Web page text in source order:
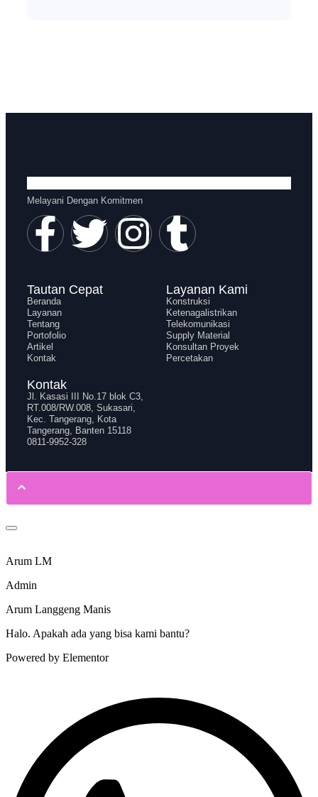
Melayani Dengan Komitmen
Tautan Cepat
Beranda
Layanan
Tentang
Portofolio
Artikel
Kontak
Layanan Kami
Konstruksi
Ketenagalistrikan
Telekomunikasi
Supply Material
Konsultan Proyek
Percetakan
Kontak
Jl. Kasasi III No.17 blok C3,
RT.008/RW.008, Sukasari,
Kec. Tangerang, Kota
Tangerang, Banten 15118
0811-9952-328
Arum LM
Admin
Arum Langgeng Manis
Halo. Apakah ada yang bisa kami bantu?
Powered by Elementor